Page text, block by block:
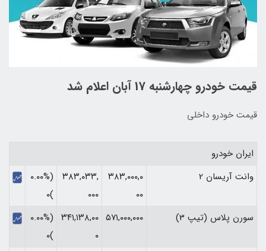
قیمت خودرو چهارشنبه 17 آبان اعلام شد
قیمت خودرو داخلی
ایران خودرو
وانت آریسان 2
۳۸۳,۰۰۰,۰
۰۰
۳۸۳,۰۳۳,
۰۰۰
(۰.۰۰%
)۰
سورن پلاس (تیپ 3)
۵۷۱,۰۰۰,۰۰۰ ۳۴۱,۱۳۸,۰۰
۰
(۰.۰۰%
)۰